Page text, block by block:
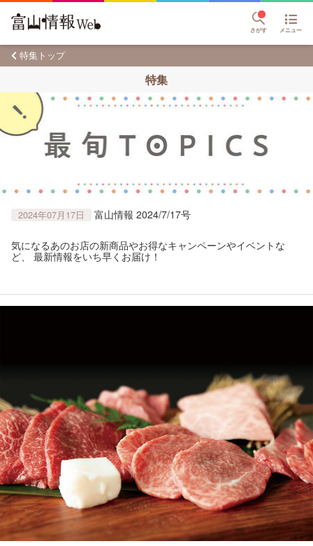
さがす メニュー
特集トップ
特集
2024年07月17日 富山情報 2024/7/17号
気になるあのお店の新商品やお得なキャンペーンやイベントな
ど、 最新情報をいち早くお届け！